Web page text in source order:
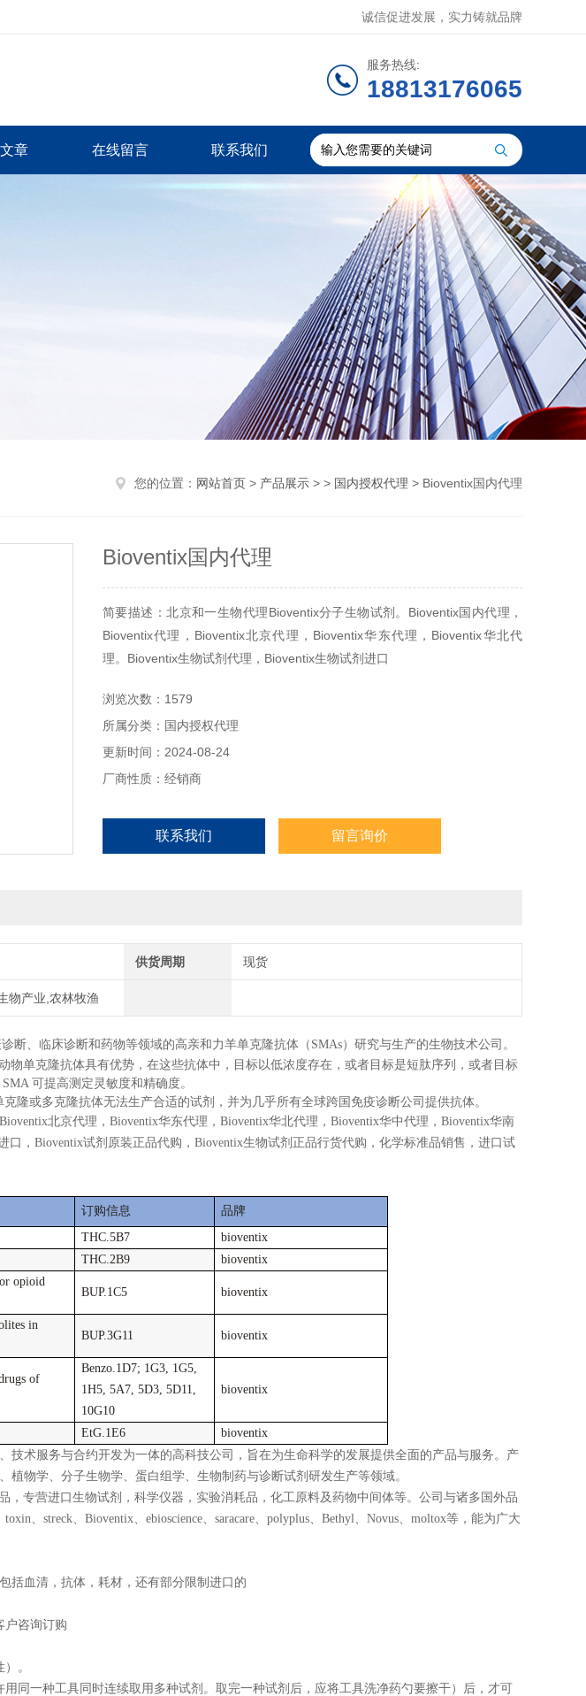
诚信促进发展，实力铸就品牌
服务热线:
18813176065
章 在线留言 联系我们
您的位置： 网站首页 > 产品展示 > > 国内授权代理 > Bioventix国内代理
Bioventix国内代理
简要描述：北京和一生物代理Bioventix分子生物试剂。Bioventix国内代理，
Bioventix代理，Bioventix北京代理，Bioventix华东代理，Bioventix华北代
理。Bioventix生物试剂代理，Bioventix生物试剂进口
浏览次数：1579
所属分类：国内授权代理
更新时间：2024-08-24
厂商性质：经销商
联系我们 留言询价
供货周期 现货
物产业,农林牧渔
断、临床诊断和药物等领域的高亲和力羊单克隆抗体（ SMAs）研究与生产的生物技术公司。
物单克隆抗体具有优势，在这些抗体中，目标以低浓度存在，或者目标是短肽序列，或者目标
可提高测定灵敏度和精确度。
隆或多克隆抗体无法生产合适的试剂，并为几乎所有全球跨国免疫诊断公司提供抗体。
北京代理，Bioventix华东代理，Bioventix华北代理，Bioventix华中代理，Bioventix华南
口，Bioventix试剂原装正品代购，Bioventix生物试剂正品行货代购，化学标准品销售，进口试
订购信息
品牌
THC.5B7
bioventix
THC.2B9
bioventix
opioid
BUP.1C5 bioventix
in
BUP.3G11 bioventix
of
Benzo.1D7; 1G3, 1G5,
1H5, 5A7, 5D3, 5D11,
10G10
bioventix
EtG.1E6
bioventix
技术服务与合约开发为一体的高科技公司，旨在为生命科学的发展提供全面的产品与服务。产
物学、分子生物学、蛋白组学、生物制药与诊断试剂研发生产等领域。
，专营进口生物试剂，科学仪器，实验消耗品，化工原料及药物中间体等。公司与诸多国外品
、streck、Bioventix、ebioscience、saracare、polyplus、Bethyl、Novus、moltox等，能为广大
括血清，抗体，耗材，还有部分限制进口的
户咨询订购
。
同一种工具同时连续取用多种试剂。取完一种试剂后，应将工具洗净药勺要擦干）后，才可